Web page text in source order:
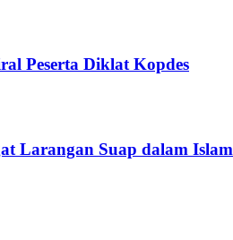
Peserta Diklat Kopdes
Larangan Suap dalam Islam